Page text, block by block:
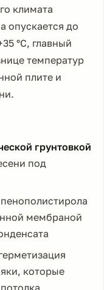
климата
опускается до
°C, главный
температур
плите и
грунтовкой
под
мембраной
которые